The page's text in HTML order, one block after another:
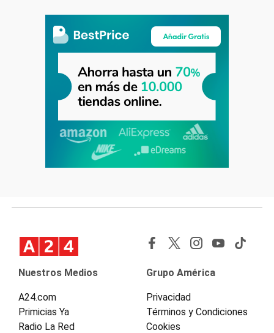
Nuestros Medios
A24.com
Primicias Ya
Radio La Red
Grupo América
Privacidad
Términos y Condiciones
Cookies